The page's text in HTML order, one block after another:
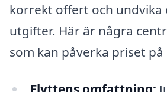
korrekt offert och undvika
utgifter. Här är några
som kan påverka priset